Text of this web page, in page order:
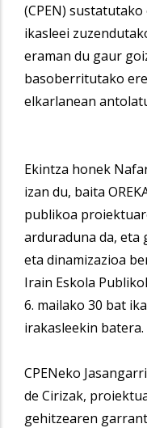
(CPEN)
ikasleei
eraman du gaur
basoberritutako
elkarlanean
Ekintza honek
izan du, baita
publikoa
arduraduna da, eta
eta dinamizazioa
Irain Eskola
6. mailako 30 bat
irakasleekin batera.
CPENeko
de Cirizak,
gehitzearen